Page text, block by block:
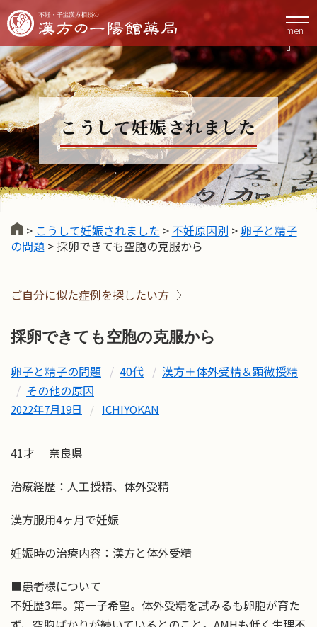
men
u
こうして妊娠されました
> こうして妊娠されました >不妊原因別 >卵子と精子
の問題 >採卵できても空胞の克服から
ご自分に似た症例を探したい方
採卵できても空胞の克服から
卵子と精子の問題 40代
漢方＋体外受精＆顕微授精
その他の原因
2022年7月19日 / ICHIYOKAN
41才 奈良県
治療経歴：人工授精、体外受精
漢方服用4ヶ月で妊娠
妊娠時の治療内容：漢方と体外受精
■患者様について
不妊歴3年。第一子希望。体外受精を試みるも卵胞が育た